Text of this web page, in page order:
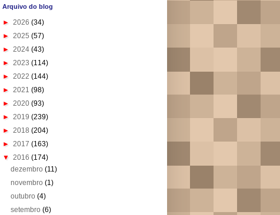
Arquivo do blog
► 2026 (34)
► 2025 (57)
► 2024 (43)
► 2023 (114)
► 2022 (144)
► 2021 (98)
► 2020 (93)
► 2019 (239)
► 2018 (204)
► 2017 (163)
▼ 2016 (174)
dezembro(11)
novembro(1)
outubro(4)
setembro(6)